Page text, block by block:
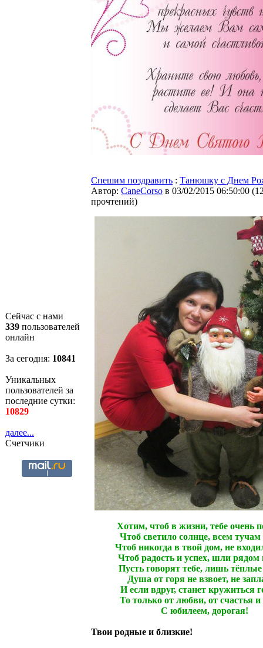
Сейчас с нами
339 пользователей
онлайн
За сегодня: 10842
Уникальных
пользователей за
последние сутки:
10829
далее...
Счетчики
Спешим поздравить : Танюшку с Днем
Автор: CaneCorso в 03/02/2015 06:50:00 (
прочтений)
Хотим, чтоб в жизни, тебе очень
Чтоб светило солнце, всем тучам
Чтоб никогда в твой дом, не
Чтоб радость и успех, шли рядом
Пусть говорят тебе, лишь тёплые
Душа от горя не взвоет, не
И если вдруг, станет кружиться
То только от любви, от счастья и
С юбилеем, дорогая!
Твои родные и близкие!